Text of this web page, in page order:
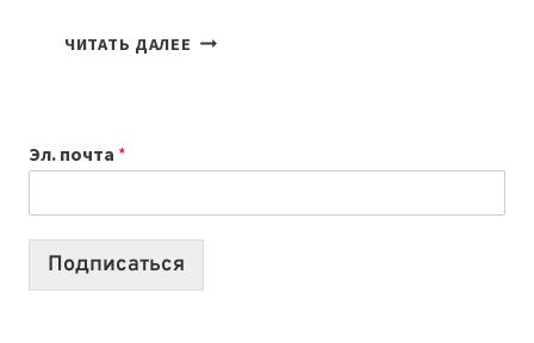
ЧИТАТЬ ДАЛЕЕ 7
СОЗДАВАТЬ
ПРОДУКТЫ
Эл. почта *
Подписаться